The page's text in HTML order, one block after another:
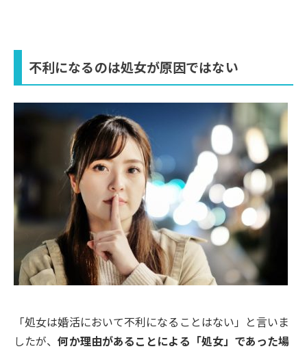
不利になるのは処女が原因ではない
「処女は婚活において不利になることはない」と言いま
したが、何か理由があることによる「処女」であった場